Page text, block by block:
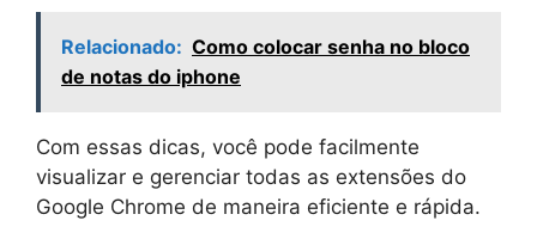
Relacionado: Como colocar senha no bloco
de notas do iphone
Com essas dicas, você pode facilmente
visualizar e gerenciar todas as extensões do
Google Chrome de maneira eficiente e rápida.